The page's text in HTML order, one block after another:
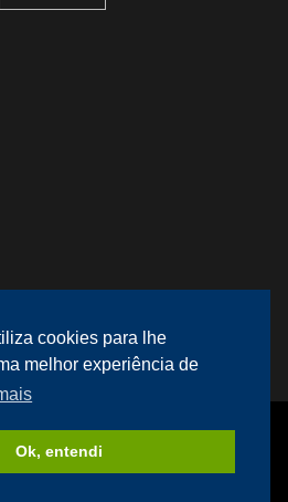
cookies para lhe
melhor experiência de
Ok, entendi
Desenvolvido por